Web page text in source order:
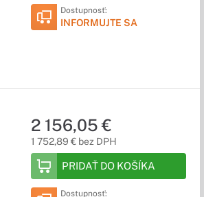
Dostupnosť:
INFORMUJTE SA
2 156,05 €
1 752,89 € bez DPH
PRIDAŤ DO KOŠÍKA
Dostupnosť: